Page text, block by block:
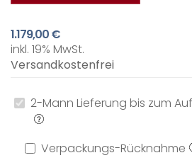
1.179,00 €
inkl. 19% MwSt.
Versandkostenfrei
2-Mann Lieferung bis zum
Verpackungs-Rücknahme